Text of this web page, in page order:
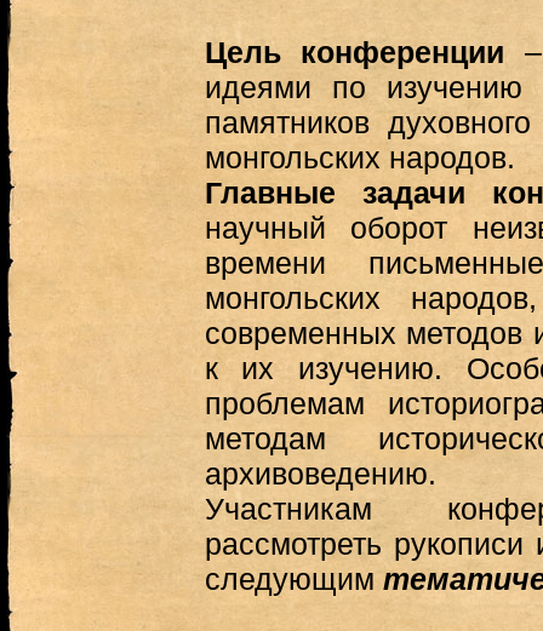
Цель конференции
идеями по изучению
памятников
монгольских народов.
Главные задачи
научный оборот
времени
монгольских
современных методов
к их изучению.
проблемам
методам
архивоведению.
Участникам
рассмотреть
следующим